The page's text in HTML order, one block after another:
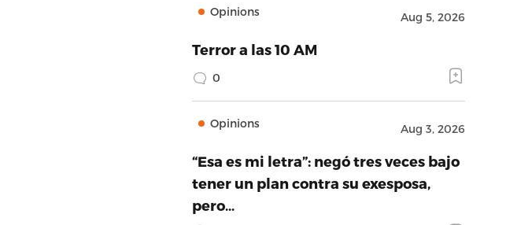
Opinions Aug 5, 2026
Terror a las 10 AM
0
Opinions Aug 3, 2026
“Esa es mi letra”: negó tres veces bajo
tener un plan contra su exesposa,
pero…